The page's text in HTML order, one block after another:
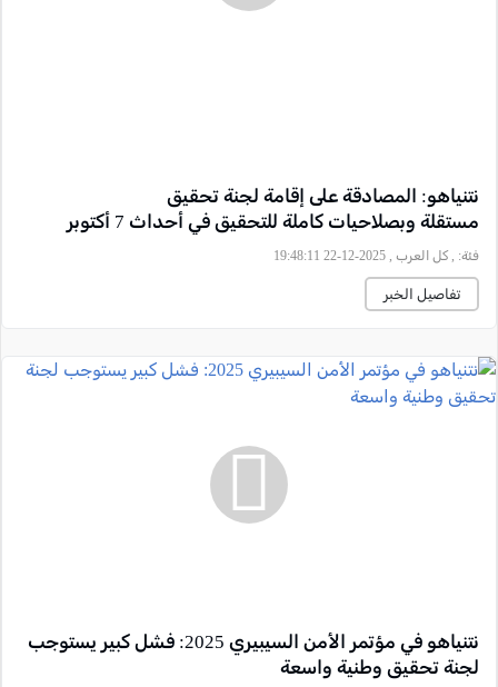
نتنياهو: المصادقة على إقامة لجنة تحقيق
مستقلة وبصلاحيات كاملة للتحقيق في أحداث 7 أكتوبر
فئة: , كل العرب , 2025-12-22 19:48:11
تفاصيل الخبر
نتنياهو في مؤتمر الأمن السيبيري 2025: فشل كبير يستوجب
لجنة تحقيق وطنية واسعة